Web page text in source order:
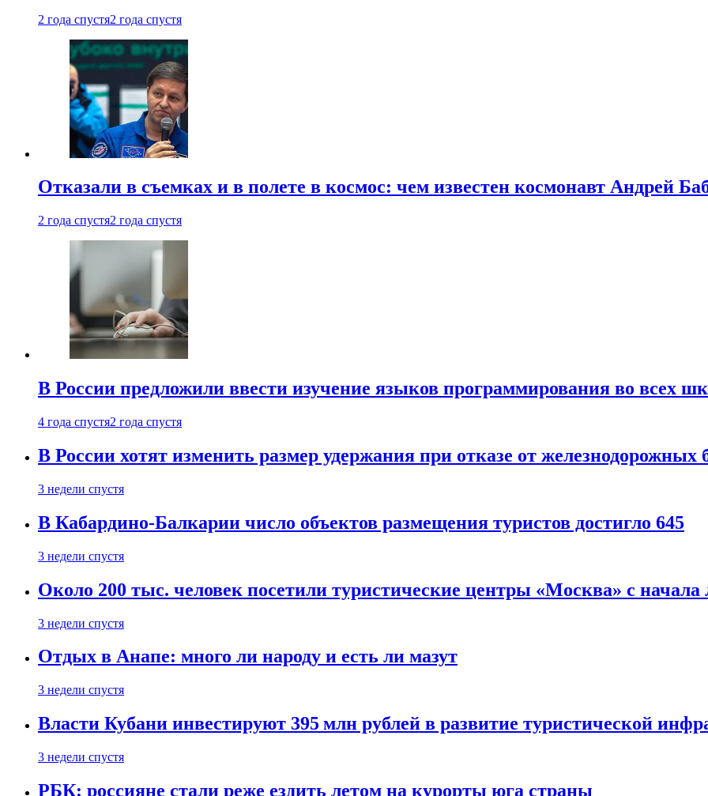
2 года спустя2 года спустя
Отказали в съемках и в полете в космос: чем известен космонавт Андрей
2 года спустя2 года спустя
В России предложили ввести изучение языков программирования во всех
4 года спустя2 года спустя
В России хотят изменить размер удержания при отказе от железнодорожных
3 недели спустя
В Кабардино-Балкарии число объектов размещения туристов достигло 645
3 недели спустя
Около 200 тыс. человек посетили туристические центры «Москва» с начала
3 недели спустя
Отдых в Анапе: много ли народу и есть ли мазут
3 недели спустя
Власти Кубани инвестируют 395 млн рублей в развитие туристической
3 недели спустя
РБК: россияне стали реже ездить летом на курорты юга страны